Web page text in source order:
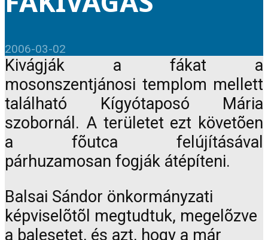
2006-03-02
Kivágják a fákat a
mosonszentjánosi templom mellett
található Kígyótaposó Mária
szobornál. A területet ezt követõen
a fõutca felújításával
párhuzamosan fogják átépíteni.
Balsai Sándor önkormányzati
képviselõtõl megtudtuk, megelõzve
a balesetet, és azt, hogy a már